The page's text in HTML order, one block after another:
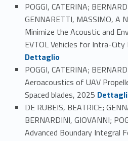
POGGI, CATERINA;
GENNARETTI, MASSIMO, A
Minimize the Acoustic and
EVTOL Vehicles for Intra-
Dettaglio
POGGI, CATERINA;
Aeroacoustics of UAV
Spaced blades, 2025 Link identifier #identifier_person_154043-76
DE RUBEIS, BEATRICE;
BERNARDINI, GIOVANNI;
Advanced Boundary Integral